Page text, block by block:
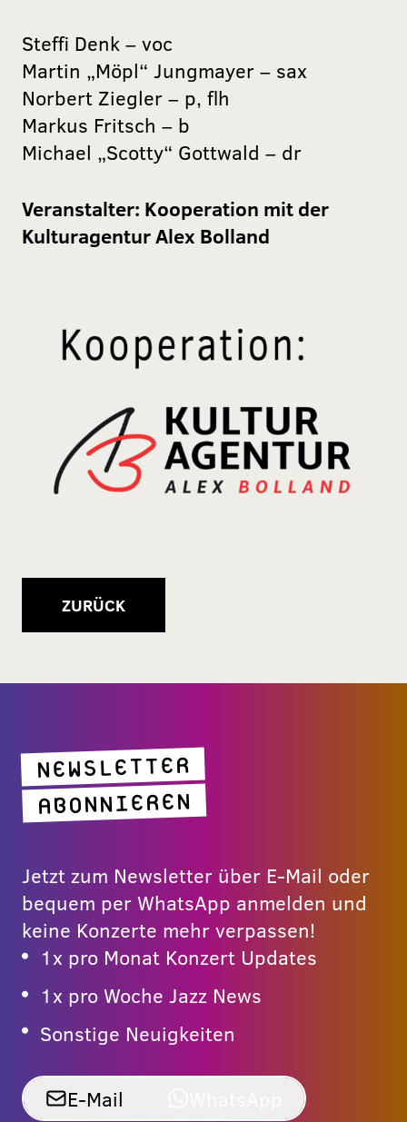
Steffi Denk – voc
Martin „Möpl“ Jungmayer – sax
Norbert Ziegler – p, flh
Markus Fritsch – b
Michael „Scotty“ Gottwald – dr
Veranstalter: Kooperation mit der
Kulturagentur Alex Bolland
ZURÜCK
NEWSLETTER
ABONNIEREN
Jetzt zum Newsletter über E-Mail oder
bequem per WhatsApp anmelden und
keine Konzerte mehr verpassen!
1x pro Monat Konzert Updates
1x pro Woche Jazz News
Sonstige Neuigkeiten
E-Mail